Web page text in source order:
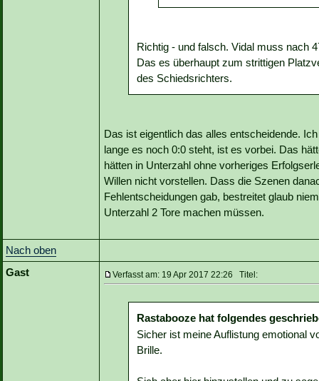
Richtig - und falsch. Vidal muss nach
Das es überhaupt zum strittigen
des Schiedsrichters.
Das ist eigentlich das alles entscheidende.
lange es noch 0:0 steht, ist es vorbei. Das
hätten in Unterzahl ohne vorheriges
Willen nicht vorstellen. Dass die Szenen
Fehlentscheidungen gab, bestreitet glaub
Unterzahl 2 Tore machen müssen.
Nach oben
Gast
Verfasst am: 19 Apr 2017 22:26 Titel:
Rastabooze hat folgendes
Sicher ist meine Auflistung emotional
Brille.